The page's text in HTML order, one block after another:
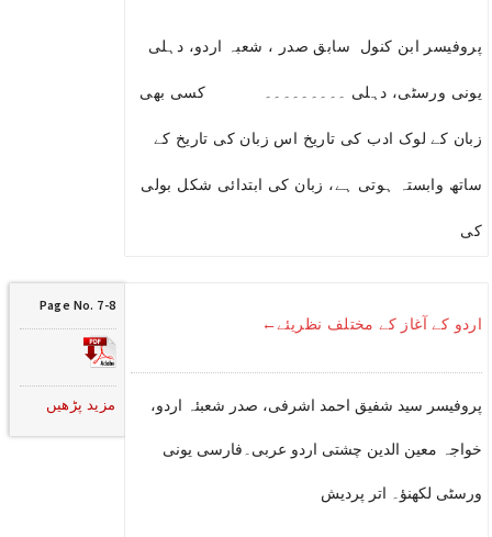
پروفیسر ابن کنول سابق صدر ، شعبہ اردو، دہلی
یونی ورسٹی، دہلی ۔۔۔۔۔۔۔۔۔ کسی بھی
زبان کے لوک ادب کی تاریخ اس زبان کی تاریخ کے
ساتھ وابستہ ہوتی ہے، زبان کی ابتدائی شکل بولی
کی
اردو کے آغاز کے مختلف نظریئے←
پروفیسر سید شفیق احمد اشرفی، صدر شعبئہ اردو،
خواجہ معین الدین چشتی اردو عربی۔فارسی یونی
ورسٹی لکھنؤ۔ اتر پردیش
Page No. 7-8
مزید پڑھیں